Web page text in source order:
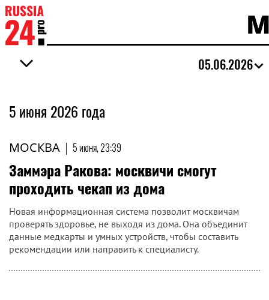
05.06.2026
5 июня 2026 года
МОСКВА | 5 июня, 23:39
Заммэра Ракова: москвичи смогут
проходить чекап из дома
Новая информационная система позволит москвичам
проверять здоровье, не выходя из дома. Она объединит
данные медкарты и умных устройств, чтобы составить
рекомендации или направить к специалисту.